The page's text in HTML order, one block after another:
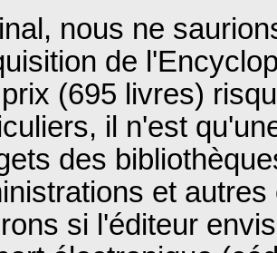
nous ne
de
(695 livres)
il n'est
des
et
si l'éditeur